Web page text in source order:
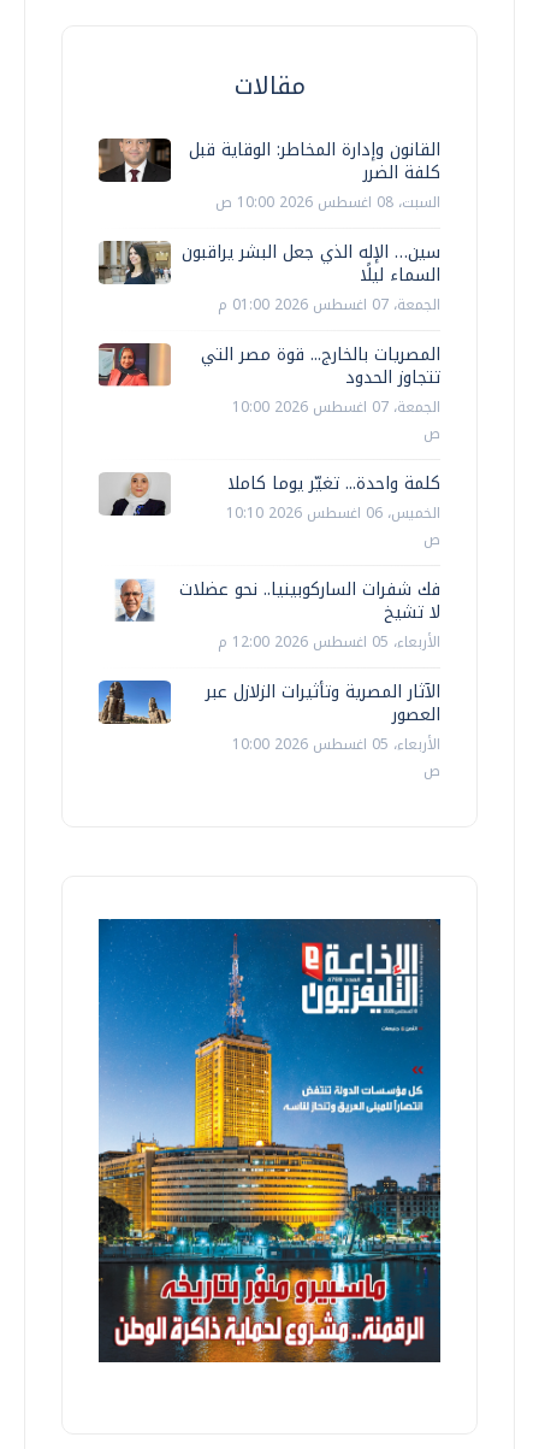
مقالات
القانون وإدارة المخاطر: الوقاية قبل
كلفة الضرر
السبت، 08 اغسطس 2026 10:00 ص
سين… الإله الذي جعل البشر يراقبون
السماء ليلًا
الجمعة، 07 اغسطس 2026 01:00 م
المصريات بالخارج... قوة مصر التي
تتجاوز الحدود
الجمعة، 07 اغسطس 2026 10:00
ص
كلمة واحدة... تغيّر يوما كاملا
الخميس، 06 اغسطس 2026 10:10
ص
فك شفرات الساركوبينيا.. نحو عضلات
لا تشيخ
الأربعاء، 05 اغسطس 2026 12:00 م
الآثار المصرية وتأثيرات الزلازل عبر
العصور
الأربعاء، 05 اغسطس 2026 10:00
ص